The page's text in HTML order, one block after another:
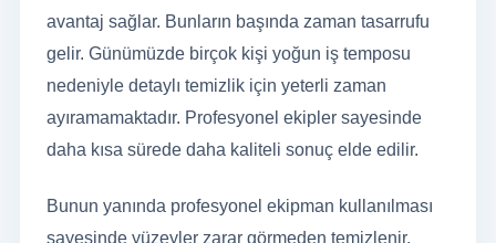
avantaj sağlar. Bunların başında zaman tasarrufu
gelir. Günümüzde birçok kişi yoğun iş temposu
nedeniyle detaylı temizlik için yeterli zaman
ayıramamaktadır. Profesyonel ekipler sayesinde
daha kısa sürede daha kaliteli sonuç elde edilir.
Bunun yanında profesyonel ekipman kullanılması
sayesinde yüzeyler zarar görmeden temizlenir.